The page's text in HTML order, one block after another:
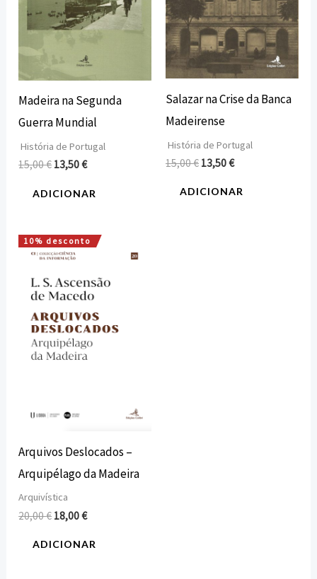
Madeira na Segunda
Guerra Mundial
História de Portugal
15,00€ 13,50€
ADICIONAR
Salazar na Crise da Banca
Madeirense
História de Portugal
15,00€ 13,50€
ADICIONAR
10% desconto
Arquivos Deslocados –
Arquipélago da Madeira
Arquivística
20,00€
O
preço
era:
20,00 €.
18,00€
O
é:
18,00 €.
ADICIONAR